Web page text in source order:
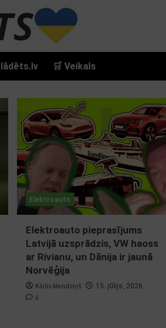
🛒 Veikals
Elektroauto
Elektroauto pieprasījums
Latvijā uzsprādzis, VW haoss
ar Rivianu, un Dānija ir jaunā
Norvēģija
Kārlis Mendziņš 15. jūlijs, 2026.
0